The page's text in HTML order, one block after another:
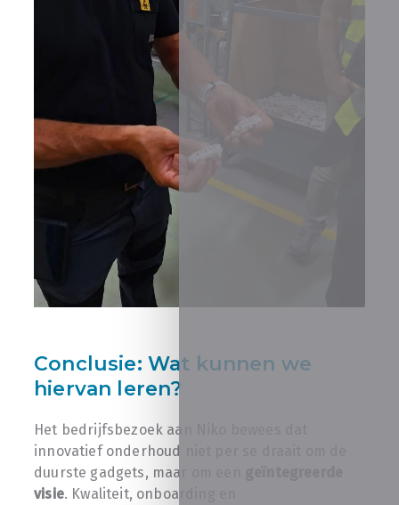
Conclusie: Wat kunnen we
hiervan leren?
Het bedrijfsbezoek aan Niko bewees dat
innovatief onderhoud niet per se draait om de
duurste gadgets, maar om een
visie. Kwaliteit, onboarding en